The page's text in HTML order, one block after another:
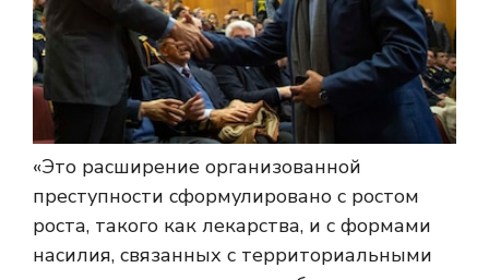
«Это расширение организованной
преступности сформулировано с ростом
роста, такого как лекарства, и с формами
насилия, связанных с территориальными